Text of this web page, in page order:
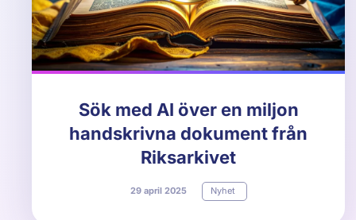
Sök med AI över en miljon
handskrivna dokument från
Riksarkivet
29 april 2025 Nyhet